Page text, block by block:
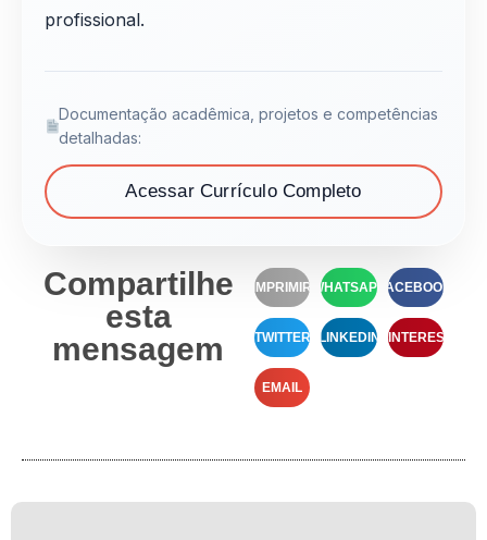
profissional.
Documentação acadêmica, projetos e competências
detalhadas:
Acessar Currículo Completo
Compartilhe
esta
mensagem
IMPRIMIR WHATSAPP FACEBOOK
TWITTER LINKEDIN PINTEREST
EMAIL